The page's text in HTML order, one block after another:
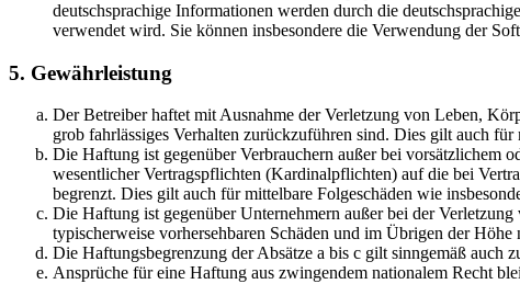
deutschsprachige Informationen werden durch die
verwendet wird. Sie können insbesondere die Verwendung der
5. Gewährleistung
Der Betreiber haftet mit Ausnahme der Verletzung von Leben,
grob fahrlässiges Verhalten zurückzuführen sind. Dies gilt auch
Die Haftung ist gegenüber Verbrauchern außer bei vorsätzlichem
wesentlicher Vertragspflichten (Kardinalpflichten) auf die bei
begrenzt. Dies gilt auch für mittelbare Folgeschäden wie
Die Haftung ist gegenüber Unternehmern außer bei der
typischerweise vorhersehbaren Schäden und im Übrigen der
Die Haftungsbegrenzung der Absätze a bis c gilt sinngemäß auch
Ansprüche für eine Haftung aus zwingendem nationalem Recht